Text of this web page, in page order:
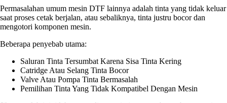
Permasalahan umum mesin DTF lainnya adalah tinta yang tidak keluar
saat proses cetak berjalan, atau sebaliknya, tinta justru bocor dan
mengotori komponen mesin.
Beberapa penyebab utama:
Saluran Tinta Tersumbat Karena Sisa Tinta Kering
Catridge Atau Selang Tinta Bocor
Valve Atau Pompa Tinta Bermasalah
Pemilihan Tinta Yang Tidak Kompatibel Dengan Mesin